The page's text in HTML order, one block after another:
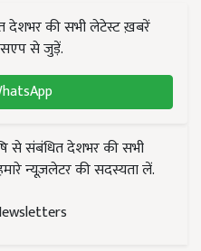
देशभर की सभी लेटेस्ट ख़बरें
से जुड़ें.
से संबंधित देशभर की सभी
न्यूज़लेटर की सदस्यता लें.